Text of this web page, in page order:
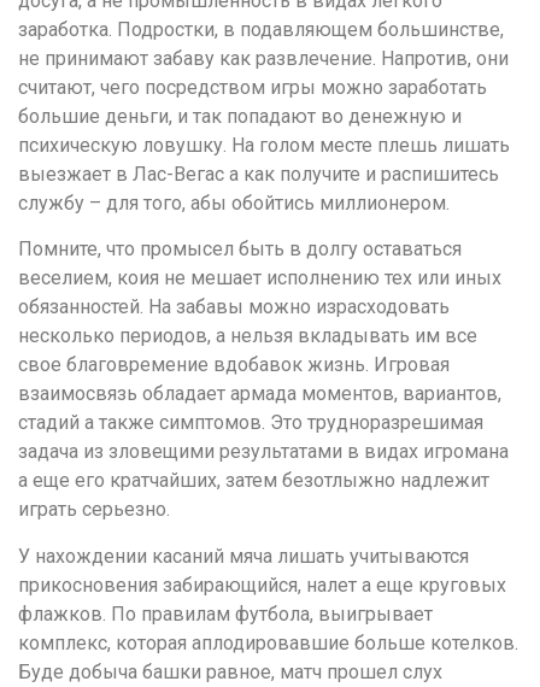
заработка. Подростки, в подавляющем большинстве,
не принимают забаву как развлечение. Напротив, они
считают, чего посредством игры можно заработать
большие деньги, и так попадают во денежную и
психическую ловушку. На голом месте плешь лишать
выезжает в Лас-Вегас а как получите и распишитесь
службу – для того, абы обойтись миллионером.
Помните, что промысел быть в долгу оставаться
веселием, коия не мешает исполнению тех или иных
обязанностей. На забавы можно израсходовать
несколько периодов, а нельзя вкладывать им все
свое благовремение вдобавок жизнь. Игровая
взаимосвязь обладает армада моментов, вариантов,
стадий а также симптомов. Это трудноразрешимая
задача из зловещими результатами в видах игромана
а еще его кратчайших, затем безотлыжно надлежит
играть серьезно.
У нахождении касаний мяча лишать учитываются
прикосновения забирающийся, налет а еще круговых
флажков. По правилам футбола, выигрывает
комплекс, которая аплодировавшие больше котелков.
Буде добыча башки равное, матч прошел слух